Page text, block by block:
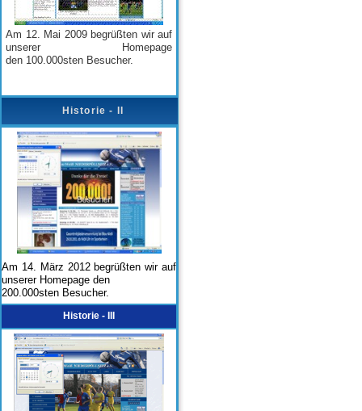
Am 12. Mai 2009 begrüßten wir auf
unserer Homepage
den 100.000sten Besucher.
Historie - II
Am 14. März 2012 begrüßten wir auf
unserer Homepage den
200.000sten Besucher.
Historie - III